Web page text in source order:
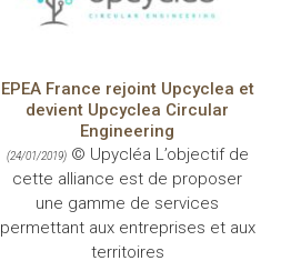
EPEA France rejoint Upcyclea et
devient Upcyclea Circular
Engineering
(24/01/2019)© Upycléa L’objectif de
cette alliance est de proposer
une gamme de services
permettant aux entreprises et aux
territoires